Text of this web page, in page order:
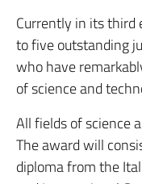
Currently in its third
to five outstanding
who have
of science and
All fields of science
The award will
diploma from the